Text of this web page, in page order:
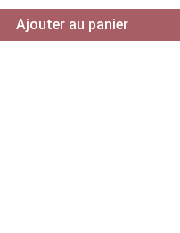
Ajouter au panier